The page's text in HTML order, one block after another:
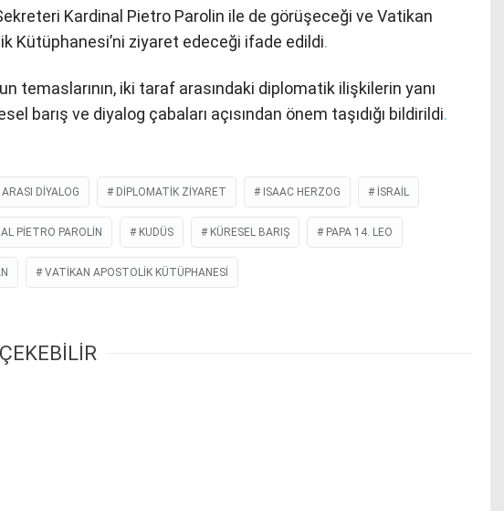
Kardinal Pietro Parolin ile de görüşeceği ve Vatikan
Kütüphanesi’ni ziyaret edeceği ifade edildi.
temaslarının, iki taraf arasındaki diplomatik ilişkilerin yanı
barış ve diyalog çabaları açısından önem taşıdığı bildirildi.
DIYALOG DIPLOMATIK ZIYARET ISAAC HERZOG İSRAIL
PIETRO PAROLIN KUDÜS KÜRESEL BARIŞ PAPA 14. LEO
VATIKAN APOSTOLIK KÜTÜPHANESI
ÇEKEBİLİR